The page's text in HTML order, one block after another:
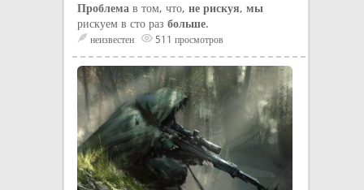
Проблема в том, что, не рискуя, мы
рискуем в сто раз больше.
неизвестен 511 просмотров